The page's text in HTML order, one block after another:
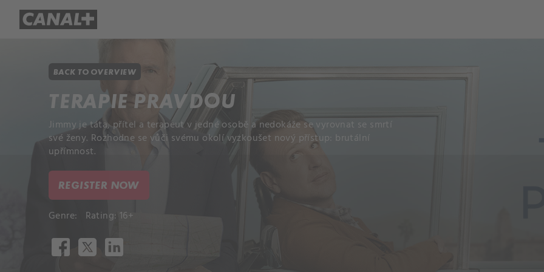
BACK TO OVERVIEW
TERAPIE PRAVDOU
Jimmy je táta, přítel a terapeut v jedné osobě a nedokáže se vyrovnat se smrtí
své ženy. Rozhodne se vůči svému okolí vyzkoušet nový přístup: brutální
upřímnost.
REGISTER NOW
Genre: Rating: 16+